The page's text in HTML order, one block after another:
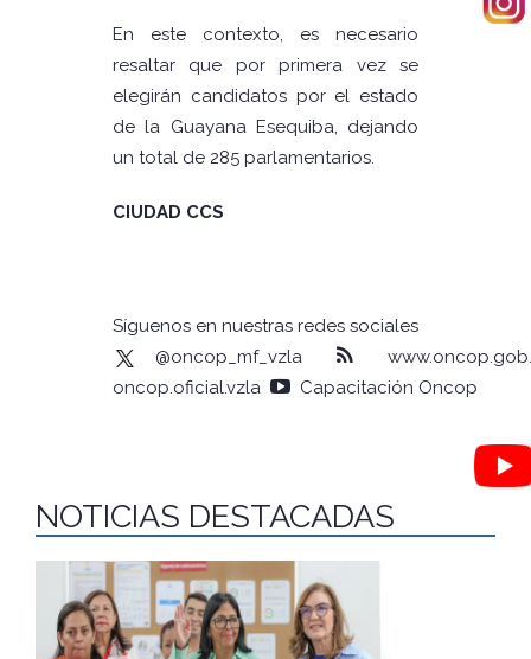
En este contexto, es necesario
resaltar que por primera vez se
elegirán candidatos por el estado
de la Guayana Esequiba, dejando
un total de 285 parlamentarios.
CIUDAD CCS
Síguenos en nuestras redes sociales
@oncop_mf_vzla
oncop.oficial.vzla
Capacitación Oncop
NOTICIAS DESTACADAS